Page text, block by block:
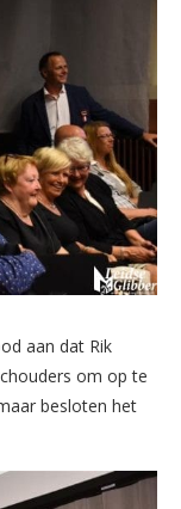
aan dat Rik
om op te
besloten het